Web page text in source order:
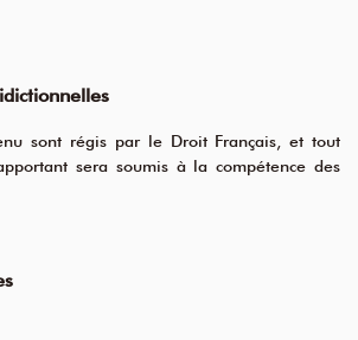
sont régis par le Droit Français, et tout
sera soumis à la compétence des